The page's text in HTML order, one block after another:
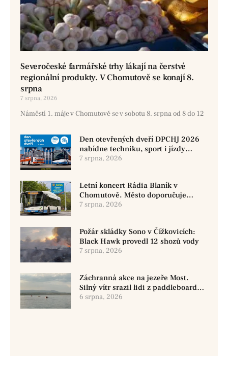
Severočeské farmářské trhy lákají na čerstvé
regionální produkty. V Chomutově se konají 8.
srpna
7 srpna, 2026
Náměstí 1. máje v Chomutově se v sobotu 8. srpna od 8 do 12
Den otevřených dveří DPCHJ 2026
nabídne techniku, sport i jízdy
historickými vozy
7 srpna, 2026
Letní koncert Rádia Blaník v
Chomutově. Město doporučuje
využít MHD
7 srpna, 2026
Požár skládky Sono v Čížkovicích:
Black Hawk provedl 12 shozů vody
7 srpna, 2026
Záchranná akce na jezeře Most.
Silný vítr srazil lidi z paddleboardů,
dvě osoby se pohřešují
6 srpna, 2026